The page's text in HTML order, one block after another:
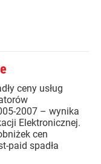
ceny usług
2007 – wynika
Elektronicznej.
cen
paid spadła